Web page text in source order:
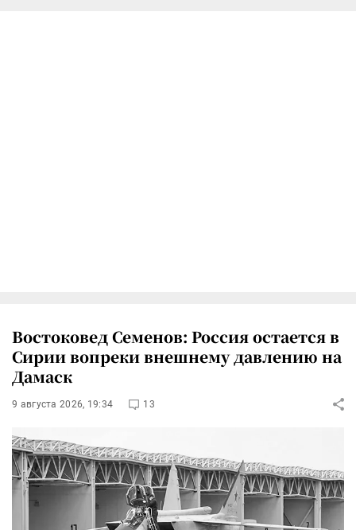
Востоковед Семенов: Россия остается в
Сирии вопреки внешнему давлению на
Дамаск
9 августа 2026, 19:34 13